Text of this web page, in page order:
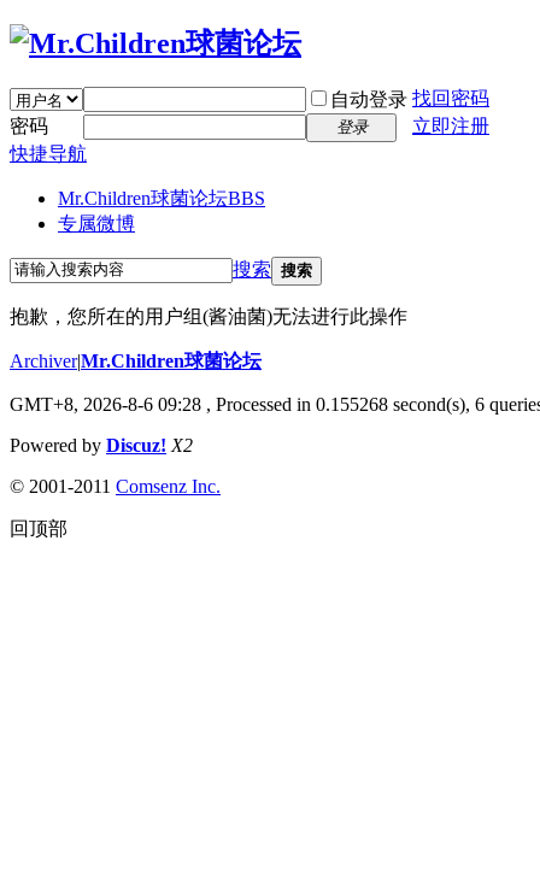
自动登录 找回密码
密码
登录
立即注册
快捷导航
Mr.Children球菌论坛BBS
专属微博
搜索 搜索
抱歉，您所在的用户组(酱油菌)无法进行此操作
Archiver|Mr.Children球菌论坛
GMT+8, 2026-8-6 09:28 , Processed in 0.155268 second(s), 6
Powered by Discuz! X2
© 2001-2011 Comsenz Inc.
回顶部